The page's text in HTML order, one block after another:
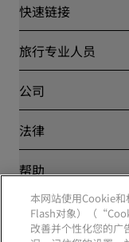
快速链接
丽赏会
Blog
目的地
丽笙酒店集团APP
体育认证酒店
家庭友好型酒店
旅行专业人员
合作伙伴
公司
丽笙酒店集团
工作机会 RHG
工作机会 PPHE
工作机会 EHL
The Club by RHG
发展机会
法律
隐私中心
丽赏会条款和条件
网站使用协议
数字无障碍
帮助
消费者警示
联系方式
社交媒体
本网站使用Cookie
Flash对象）（
改善并个性化您的广